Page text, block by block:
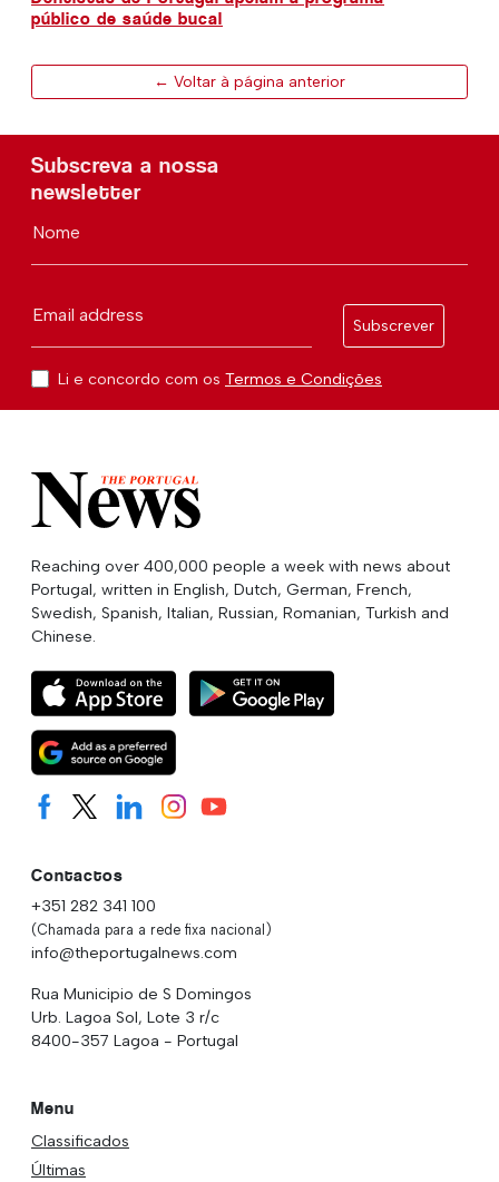
público de saúde bucal
← Voltar à página anterior
Subscreva a nossa
newsletter
Nome
Email address
Subscrever
Li e concordo com os Termos e Condições
Reaching over 400,000 people a week with news about
Portugal, written in English, Dutch, German, French,
Swedish, Spanish, Italian, Russian, Romanian, Turkish and
Chinese.
Contactos
+351 282 341 100
(Chamada para a rede fixa nacional)
info@theportugalnews.com
Rua Municipio de S Domingos
Urb. Lagoa Sol, Lote 3 r/c
8400-357 Lagoa - Portugal
Menu
Classificados
Últimas